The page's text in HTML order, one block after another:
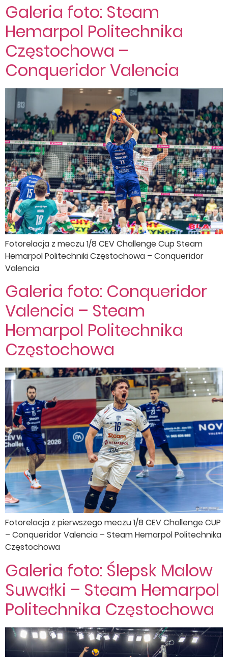
Galeria foto: Steam
Hemarpol Politechnika
Częstochowa –
Conqueridor Valencia
Fotorelacja z meczu 1/8 CEV Challenge Cup Steam
Hemarpol Politechniki Częstochowa – Conqueridor
Valencia
Galeria foto: Conqueridor
Valencia – Steam
Hemarpol Politechnika
Częstochowa
Fotorelacja z pierwszego meczu 1/8 CEV Challenge CUP
– Conqueridor Valencia – Steam Hemarpol Politechnika
Częstochowa
Galeria foto: Ślepsk Malow
Suwałki – Steam Hemarpol
Politechnika Częstochowa